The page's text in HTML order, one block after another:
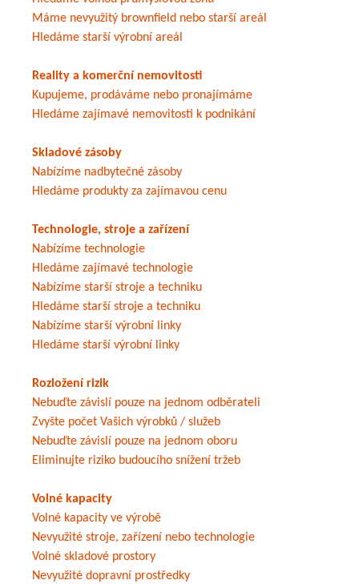
Máme nevyužitý brownfield nebo starší areál
Hledáme starší výrobní areál
Reality a komerční nemovitosti
Kupujeme, prodáváme nebo pronajímáme
Hledáme zajímavé nemovitosti k podnikání
Skladové zásoby
Nabízíme nadbytečné zásoby
Hledáme produkty za zajímavou cenu
Technologie, stroje a zařízení
Nabízíme technologie
Hledáme zajímavé technologie
Nabízíme starší stroje a techniku
Hledáme starší stroje a techniku
Nabízíme starší výrobní linky
Hledáme starší výrobní linky
Rozložení rizik
Nebuďte závislí pouze na jednom odběrateli
Zvyšte počet Vašich výrobků / služeb
Nebuďte závislí pouze na jednom oboru
Eliminujte riziko budoucího snížení tržeb
Volné kapacity
Volné kapacity ve výrobě
Nevyužité stroje, zařízení nebo technologie
Volné skladové prostory
Nevyužité dopravní prostředky